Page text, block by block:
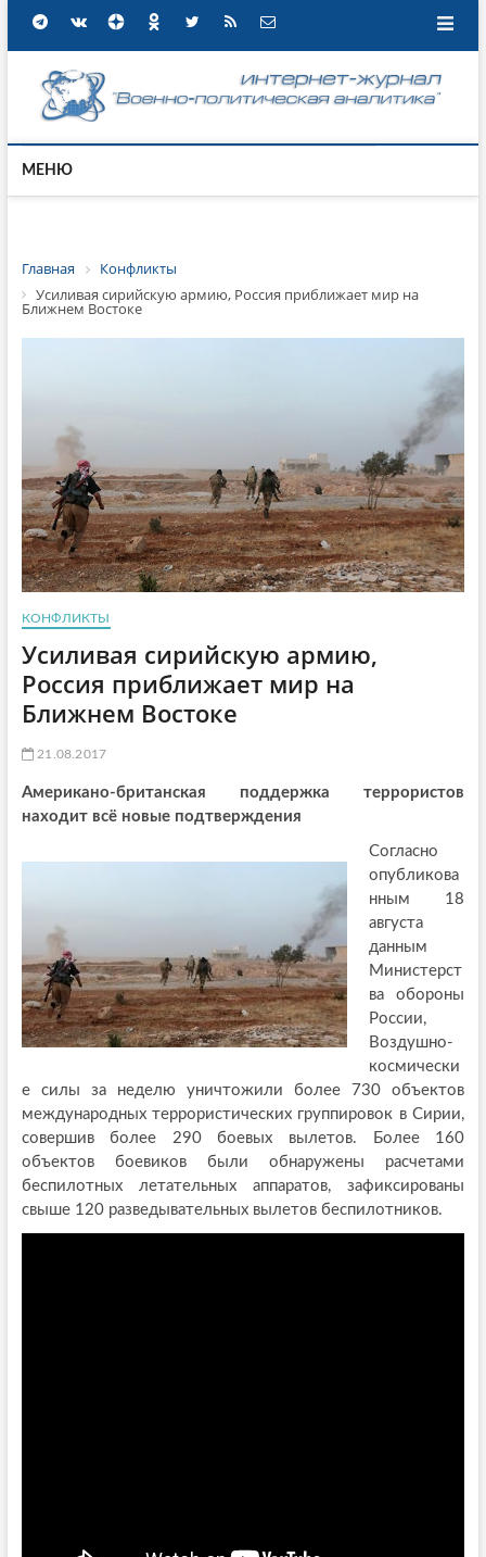
МЕНЮ
Главная
Конфликты
Усиливая сирийскую армию, Россия приближает мир на
Ближнем Востоке
КОНФЛИКТЫ
Усиливая сирийскую армию,
Россия приближает мир на
Ближнем Востоке
21.08.2017
Американо-британская поддержка террористов
находит всё новые подтверждения
Согласно
опубликова
нным 18
августа
данным
Министерст
ва обороны
России,
Воздушно-
космически
е силы за неделю уничтожили более 730 объектов
международных террористических группировок в Сирии,
совершив более 290 боевых вылетов. Более 160
объектов боевиков были обнаружены расчетами
беспилотных летательных аппаратов, зафиксированы
свыше 120 разведывательных вылетов беспилотников.